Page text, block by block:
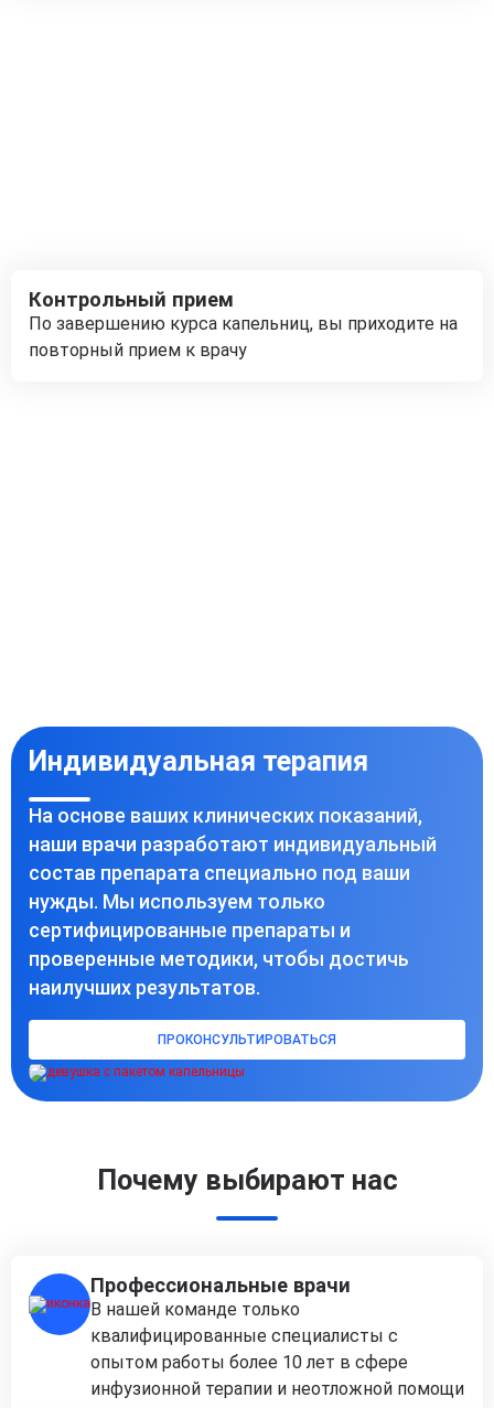
Контрольный прием
По завершению курса капельниц, вы приходите на
повторный прием к врачу
Индивидуальная терапия
На основе ваших клинических показаний,
наши врачи разработают индивидуальный
состав препарата специально под ваши
нужды. Мы используем только
сертифицированные препараты и
проверенные методики, чтобы достичь
наилучших результатов.
ПРОКОНСУЛЬТИРОВАТЬСЯ
Почему выбирают нас
Профессиональные врачи
В нашей команде только
квалифицированные специалисты с
опытом работы более 10 лет в сфере
инфузионной терапии и неотложной помощи